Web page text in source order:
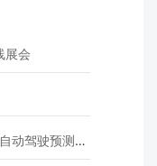
展会
预测模型挑战赛